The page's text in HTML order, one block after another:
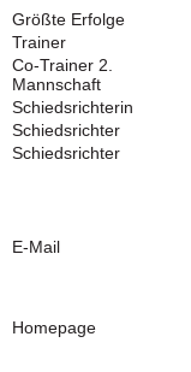
Größte Erfolge
Trainer
Co-Trainer 2.
Mannschaft
Schiedsrichterin
Schiedsrichter
Schiedsrichter
E-Mail
Homepage